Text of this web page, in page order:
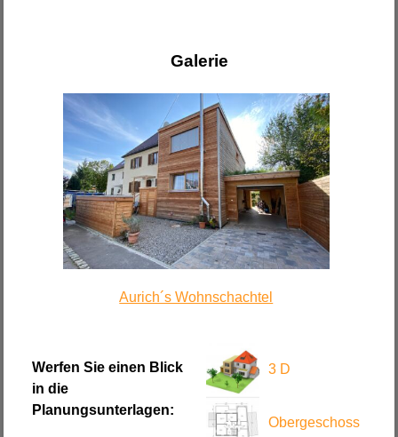
Galerie
Aurich´s Wohnschachtel
Werfen Sie einen Blick
in die
Planungsunterlagen:
3 D
Obergeschoss